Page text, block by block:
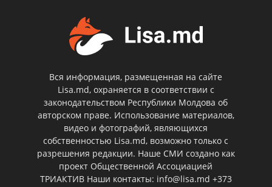
Вся информация, размещенная на сайте
Lisa.md, охраняется в соответствии с
законодательством Республики Молдова об
авторском праве. Использование материалов,
видео и фотографий, являющихся
собственностью Lisa.md, возможно только с
разрешения редакции. Наше СМИ создано как
проект Общественной Ассоциацией
ТРИАКТИВ Наши контакты: info@lisa.md +373